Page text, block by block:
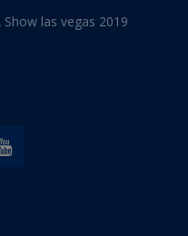
las vegas 2019